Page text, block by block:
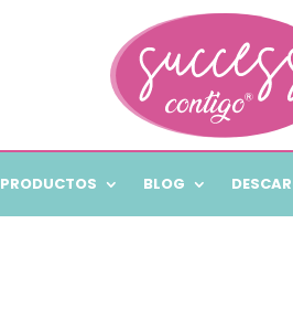
PRODUCTOS BLOG